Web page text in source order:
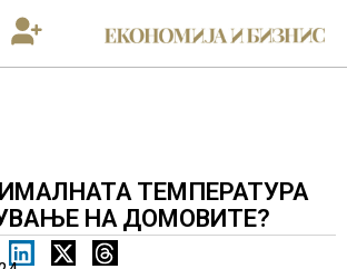
ТЕМПЕРАТУРА
НА ДОМОВИТЕ?